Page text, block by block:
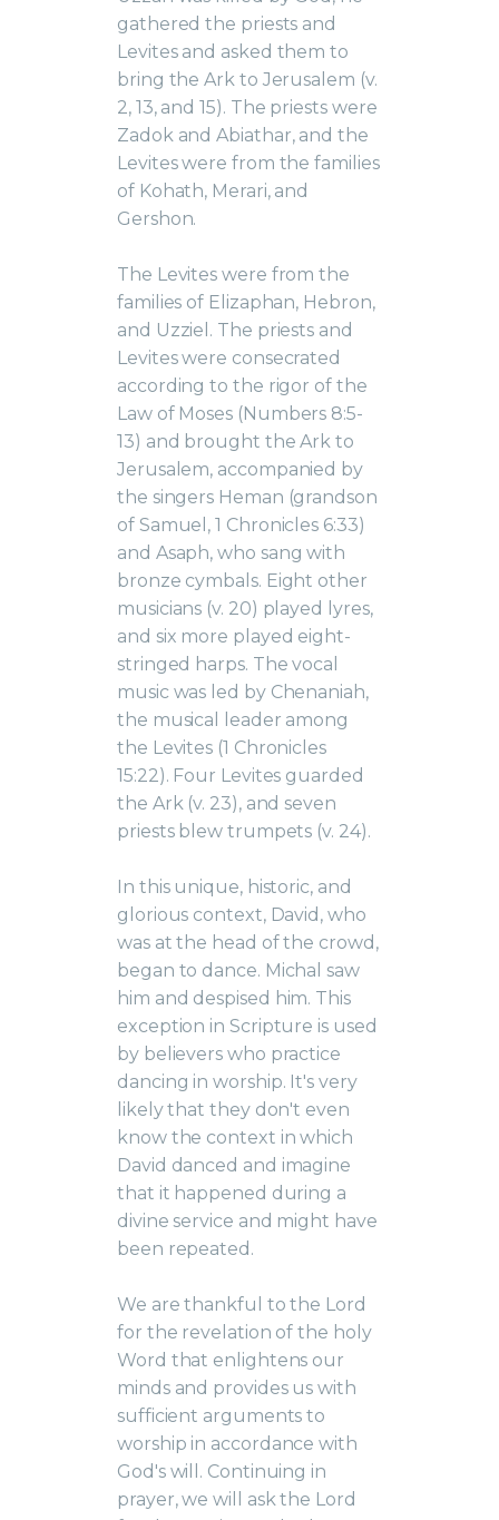
gathered the priests and
Levites and asked them to
bring the Ark to Jerusalem (v.
2, 13, and 15). The priests were
Zadok and Abiathar, and the
Levites were from the families
of Kohath, Merari, and
Gershon.
The Levites were from the
families of Elizaphan, Hebron,
and Uzziel. The priests and
Levites were consecrated
according to the rigor of the
Law of Moses (Numbers 8:5-
13) and brought the Ark to
Jerusalem, accompanied by
the singers Heman (grandson
of Samuel, 1 Chronicles 6:33)
and Asaph, who sang with
bronze cymbals. Eight other
musicians (v. 20) played lyres,
and six more played eight-
stringed harps. The vocal
music was led by Chenaniah,
the musical leader among
the Levites (1 Chronicles
15:22). Four Levites guarded
the Ark (v. 23), and seven
priests blew trumpets (v. 24).
In this unique, historic, and
glorious context, David, who
was at the head of the crowd,
began to dance. Michal saw
him and despised him. This
exception in Scripture is used
by believers who practice
dancing in worship. It's very
likely that they don't even
know the context in which
David danced and imagine
that it happened during a
divine service and might have
been repeated.
We are thankful to the Lord
for the revelation of the holy
Word that enlightens our
minds and provides us with
sufficient arguments to
worship in accordance with
God's will. Continuing in
prayer, we will ask the Lord